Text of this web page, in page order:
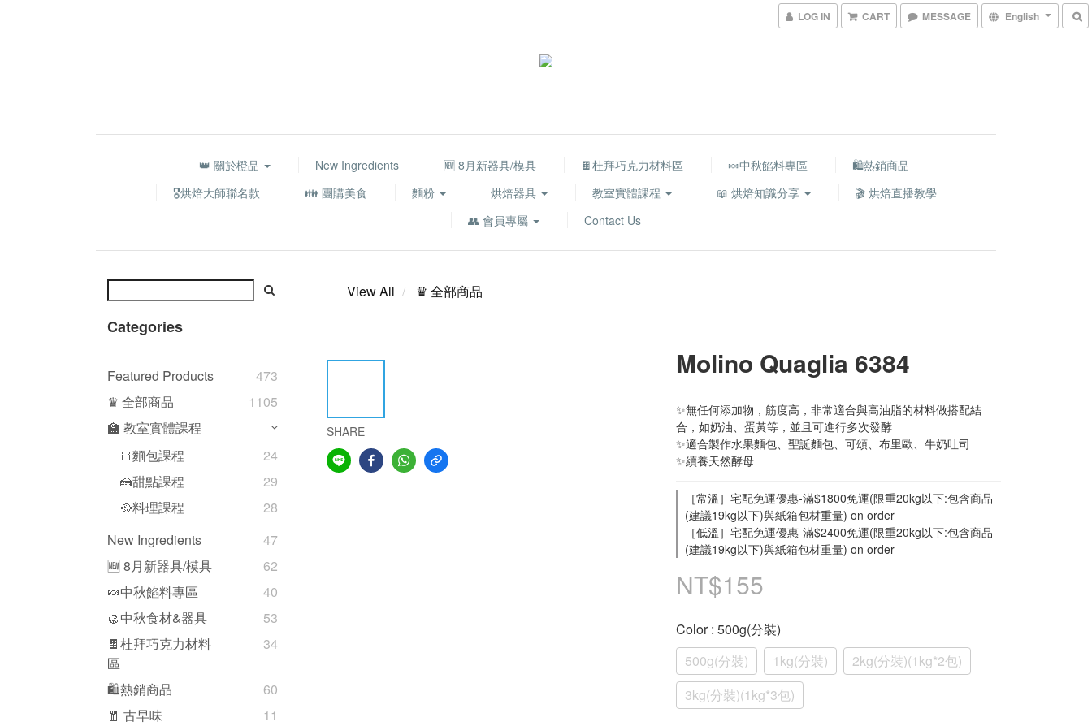
LOG IN CART MESSAGE English
👑 關於橙品 New Ingredients 🆕 8月新器具/模具 🍫杜拜巧克力材料區 🍬中秋餡料專區
🛍熱銷商品
🎖️烘焙大師聯名款
👪 團購美食 麵粉 烘焙器具 教室實體課程 📖 烘焙知識分享
🎬 烘焙直播教學
👥 會員專屬
Contact Us
Categories
Featured Products
473
♛ 全部商品
1105
🏫 教室實體課程
🍞麵包課程
24
🍰甜點課程
29
🥘料理課程
28
New Ingredients
47
🆕 8月新器具/模具
62
🍬中秋餡料專區
40
🥮中秋食材&器具
53
🍫杜拜巧克力材料
區
34
🛍熱銷商品
60
🧧 古早味
11
View All ♛ 全部商品
SHARE
Molino Quaglia 6384
✨無任何添加物，筋度高，非常適合與高油脂的材料做搭配結
合，如奶油、蛋黃等，並且可進行多次發酵
✨適合製作水果麵包、聖誕麵包、可頌、布里歐、牛奶吐司
✨續養天然酵母
［常溫］宅配免運優惠-滿$1800免運(限重20kg以下:包含商品
(建議19kg以下)與紙箱包材重量) on order
［低溫］宅配免運優惠-滿$2400免運(限重20kg以下:包含商品
(建議19kg以下)與紙箱包材重量) on order
NT$155
Color: 500g(分裝)
500g(分裝)
1kg(分裝)
2kg(分裝)(1kg*2包)
3kg(分裝)(1kg*3包)